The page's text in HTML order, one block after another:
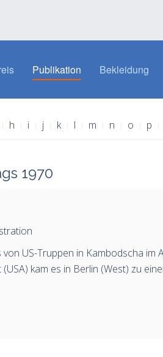
Publikation Bekleidung
h i j k l m n o p
1970
US-Truppen in Kambodscha im
kam es in Berlin (West) zu